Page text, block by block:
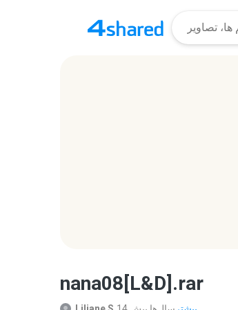
nana08[L&D].rar